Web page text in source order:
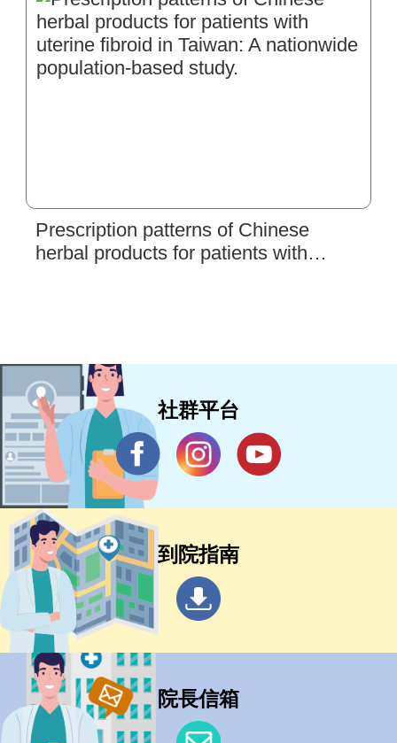
Prescription patterns of Chinese
herbal products for patients with
社群平台
到院指南
院長信箱